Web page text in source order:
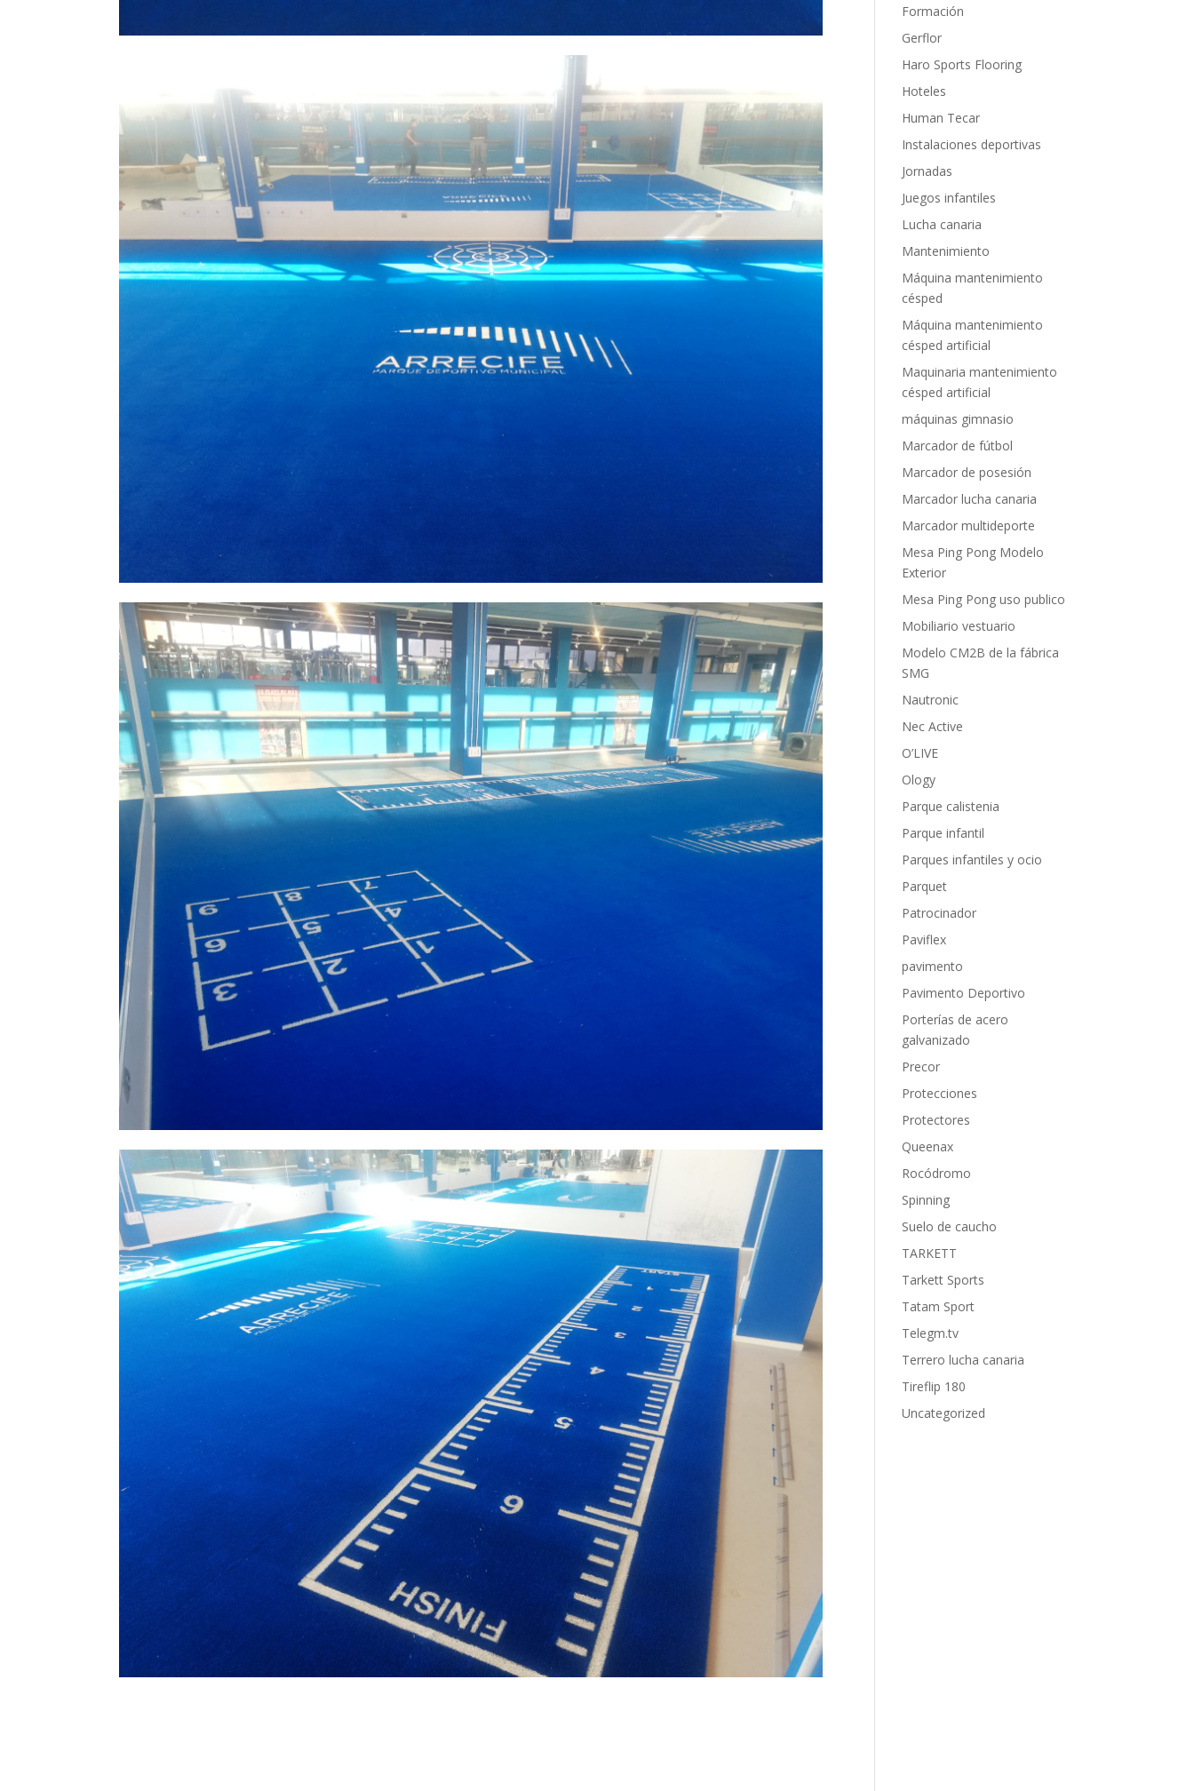
Formación
Gerflor
Haro Sports Flooring
Hoteles
Human Tecar
Instalaciones deportivas
Jornadas
Juegos infantiles
Lucha canaria
Mantenimiento
Máquina mantenimiento
césped
Máquina mantenimiento
césped artificial
Maquinaria mantenimiento
césped artificial
máquinas gimnasio
Marcador de fútbol
Marcador de posesión
Marcador lucha canaria
Marcador multideporte
Mesa Ping Pong Modelo
Exterior
Mesa Ping Pong uso publico
Mobiliario vestuario
Modelo CM2B de la fábrica
SMG
Nautronic
Nec Active
O’LIVE
Ology
Parque calistenia
Parque infantil
Parques infantiles y ocio
Parquet
Patrocinador
Paviflex
pavimento
Pavimento Deportivo
Porterías de acero
galvanizado
Precor
Protecciones
Protectores
Queenax
Rocódromo
Spinning
Suelo de caucho
TARKETT
Tarkett Sports
Tatam Sport
Telegm.tv
Terrero lucha canaria
Tireflip 180
Uncategorized